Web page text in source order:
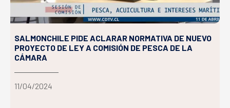
SALMONCHILE PIDE ACLARAR NORMATIVA DE NUEVO
PROYECTO DE LEY A COMISIÓN DE PESCA DE LA
CÁMARA
11/04/2024